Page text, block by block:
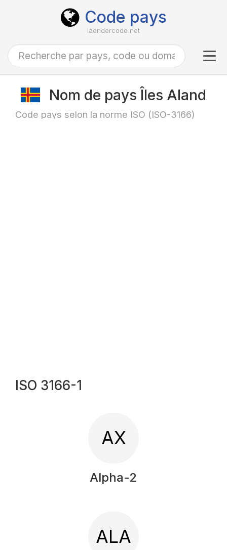
Code pays
laendercode.net
Nom de pays Îles Aland
Code pays selon la norme ISO (ISO-3166)
ISO 3166-1
AX
Alpha-2
ALA